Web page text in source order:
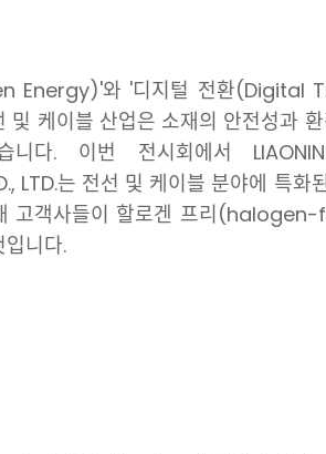
Energy)'와 '디지털 전환(Digital
및 케이블 산업은 소재의 안전성과
다. 이번 전시회에서
LTD.는 전선 및 케이블 분야에 특
고객사들이 할로겐 프리
니다.